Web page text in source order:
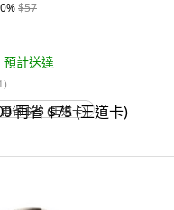
%$57
預計送達
1)
省 $75 (王道卡)